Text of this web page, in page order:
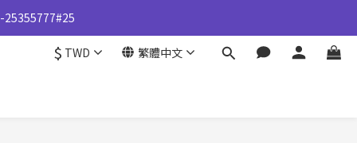
25355777#25
25355777#25
$ TWD 繁體中文